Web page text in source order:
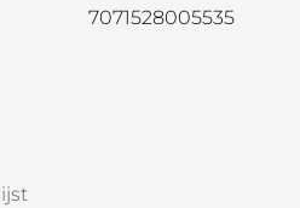
7071528005535